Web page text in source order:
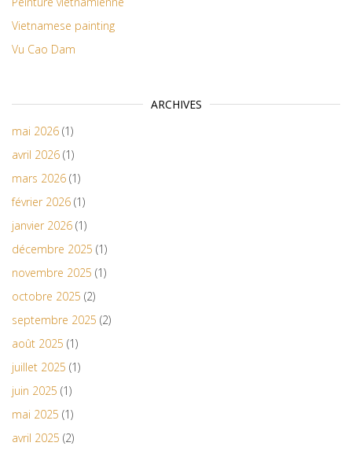
Vietnamese painting
Vu Cao Dam
ARCHIVES
mai 2026 (1)
avril 2026 (1)
mars 2026 (1)
février 2026 (1)
janvier 2026 (1)
décembre 2025 (1)
novembre 2025 (1)
octobre 2025 (2)
septembre 2025 (2)
août 2025 (1)
juillet 2025 (1)
juin 2025 (1)
mai 2025 (1)
avril 2025 (2)